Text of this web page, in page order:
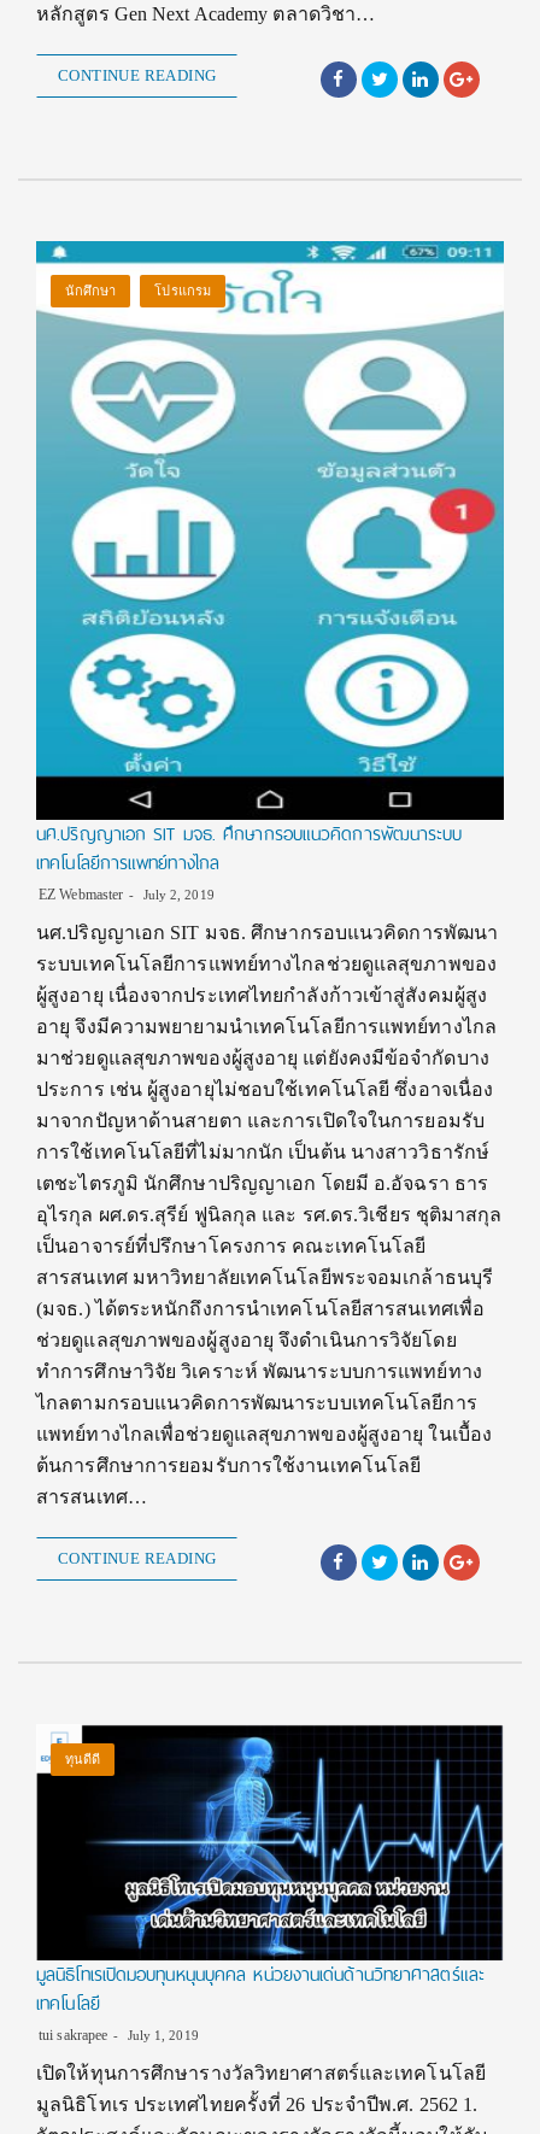
หลักสูตร Gen Next Academy ตลาดวิชา…
CONTINUE READING
นักศึกษา โปรแกรม
นศ.ปริญญาเอก SIT มจธ. ศึกษากรอบแนวคิดการพัฒนาระบบ
เทคโนโลยีการแพทย์ทางไกล
EZ Webmaster July 2, 2019
นศ.ปริญญาเอก SIT มจธ. ศึกษากรอบแนวคิดการพัฒนา
ระบบเทคโนโลยีการแพทย์ทางไกลช่วยดูแลสุขภาพของ
ผู้สูงอายุ เนื่องจากประเทศไทยกำลังก้าวเข้าสู่สังคมผู้สูง
อายุ จึงมีความพยายามนำเทคโนโลยีการแพทย์ทางไกล
มาช่วยดูแลสุขภาพของผู้สูงอายุ แต่ยังคงมีข้อจำกัดบาง
ประการ เช่น ผู้สูงอายุไม่ชอบใช้เทคโนโลยี ซึ่งอาจเนื่อง
มาจากปัญหาด้านสายตา และการเปิดใจในการยอมรับ
การใช้เทคโนโลยีที่ไม่มากนัก เป็นต้น นางสาววิธารักษ์
เตชะไตรภูมิ นักศึกษาปริญญาเอก โดยมี อ.อัจฉรา ธาร
อุไรกุล ผศ.ดร.สุรีย์ ฟูนิลกุล และ รศ.ดร.วิเชียร ชุติมาสกุล
เป็นอาจารย์ที่ปรึกษาโครงการ คณะเทคโนโลยี
สารสนเทศ มหาวิทยาลัยเทคโนโลยีพระจอมเกล้าธนบุรี
(มจธ.) ได้ตระหนักถึงการนำเทคโนโลยีสารสนเทศเพื่อ
ช่วยดูแลสุขภาพของผู้สูงอายุ จึงดำเนินการวิจัยโดย
ทำการศึกษาวิจัย วิเคราะห์ พัฒนาระบบการแพทย์ทาง
ไกลตามกรอบแนวคิดการพัฒนาระบบเทคโนโลยีการ
แพทย์ทางไกลเพื่อช่วยดูแลสุขภาพของผู้สูงอายุ ในเบื้อง
ต้นการศึกษาการยอมรับการใช้งานเทคโนโลยี
สารสนเทศ…
CONTINUE READING
ทุนดีดี
มูลนิธิโทเรเปิดมอบทุนหนุนบุคคล หน่วยงานเด่นด้านวิทยาศาสตร์และ
เทคโนโลยี
tui sakrapee July 1, 2019
เปิดให้ทุนการศึกษารางวัลวิทยาศาสตร์และเทคโนโลยี
มูลนิธิโทเร ประเทศไทยครั้งที่ 26 ประจำปีพ.ศ. 2562 1.